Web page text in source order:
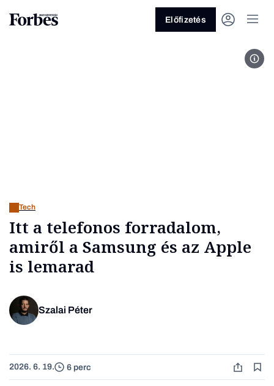
Előfizetés
Tech
Itt a telefonos forradalom,
amiről a Samsung és az Apple
is lemarad
Szalai Péter
2026. 6. 19. 6 perc